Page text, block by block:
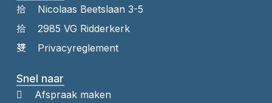
Nicolaas Beetslaan 3-5
2985 VG Ridderkerk
Privacyreglement
Snel naar
Afspraak maken